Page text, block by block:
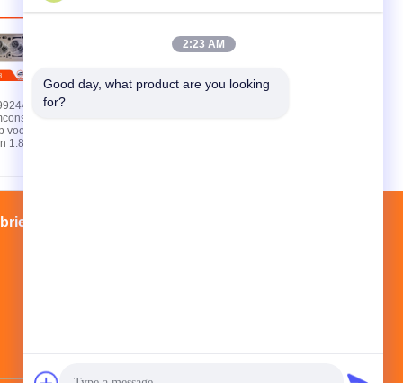
4
voor Corsa
1.8
2:23 AM
Good day, what product are you looking
for?